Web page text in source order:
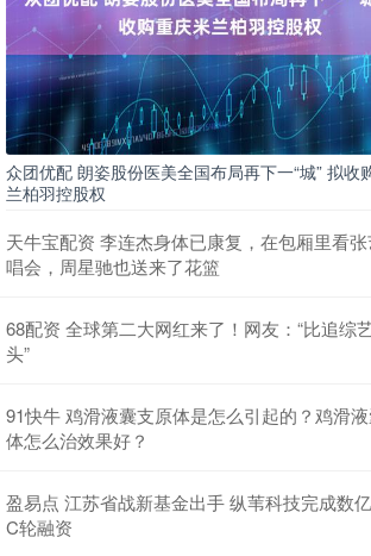
众团优配 朗姿股份医美全国布局再下一“城” 拟收
兰柏羽控股权
天牛宝配资 李连杰身体已康复，在包厢里看
唱会，周星驰也送来了花篮
68配资 全球第二大网红来了！网友：“比追综
头”
91快牛 鸡滑液囊支原体是怎么引起的？鸡滑
体怎么治效果好？
盈易点 江苏省战新基金出手 纵苇科技完成数
C轮融资